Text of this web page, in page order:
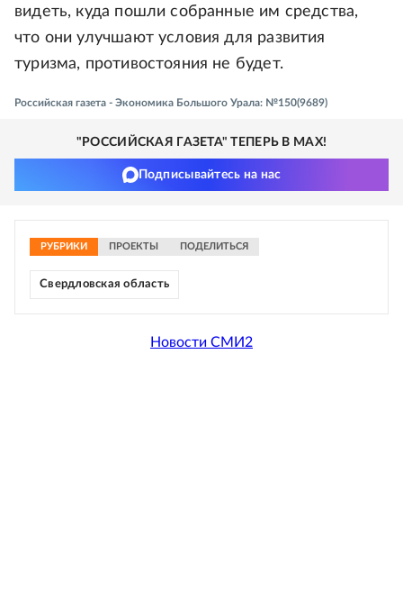
видеть, куда пошли собранные им средства,
что они улучшают условия для развития
туризма, противостояния не будет.
Российская газета - Экономика Большого Урала: №150(9689)
"РОССИЙСКАЯ ГАЗЕТА" ТЕПЕРЬ В MAX!
Подписывайтесь на нас
РУБРИКИ ПРОЕКТЫ ПОДЕЛИТЬСЯ
Свердловская область
Новости СМИ2